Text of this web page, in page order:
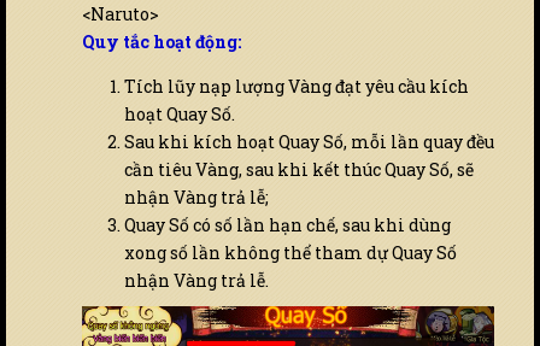
<Naruto>
Quy tắc hoạt động:
Tích lũy nạp lượng Vàng đạt yêu cầu kích
hoạt Quay Số.
Sau khi kích hoạt Quay Số, mỗi lần quay đều
cần tiêu Vàng, sau khi kết thúc Quay Số, sẽ
nhận Vàng trả lễ;
Quay Số có số lần hạn chế, sau khi dùng
xong số lần không thể tham dự Quay Số
nhận Vàng trả lễ.